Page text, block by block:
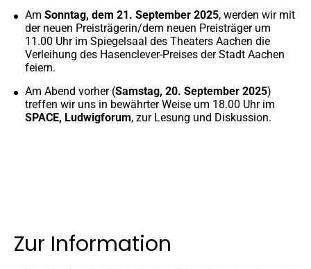
Am Sonntag, dem 21. September 2025, werden wir mit
der neuen Preisträgerin/dem neuen Preisträger um
11.00 Uhr im Spiegelsaal des Theaters Aachen die
Verleihung des Hasenclever-Preises der Stadt Aachen
feiern.
Am Abend vorher (Samstag, 20. September 2025)
treffen wir uns in bewährter Weise um 18.00 Uhr im
SPACE, Ludwigforum, zur Lesung und Diskussion.
Zur Information